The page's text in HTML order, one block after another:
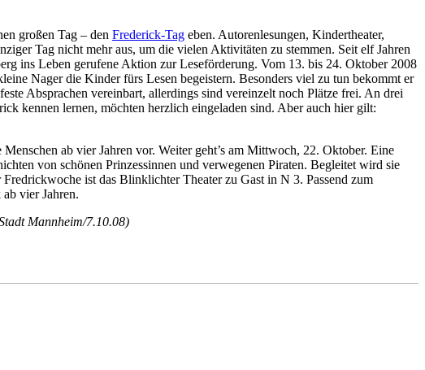
großen Tag – den Frederick-Tag eben. Autorenlesungen, Kindertheater,
Tag nicht mehr aus, um die vielen Aktivitäten zu stemmen. Seit elf Jahren
ins Leben gerufene Aktion zur Leseförderung. Vom 13. bis 24. Oktober 2008
Nager die Kinder fürs Lesen begeistern. Besonders viel zu tun bekommt er
Absprachen vereinbart, allerdings sind vereinzelt noch Plätze frei. An drei
kennen lernen, möchten herzlich eingeladen sind. Aber auch hier gilt:
ab vier Jahren vor. Weiter geht’s am Mittwoch, 22. Oktober. Eine
von schönen Prinzessinnen und verwegenen Piraten. Begleitet wird sie
ist das Blinklichter Theater zu Gast in N 3. Passend zum
vier Jahren.
Mannheim/7.10.08)